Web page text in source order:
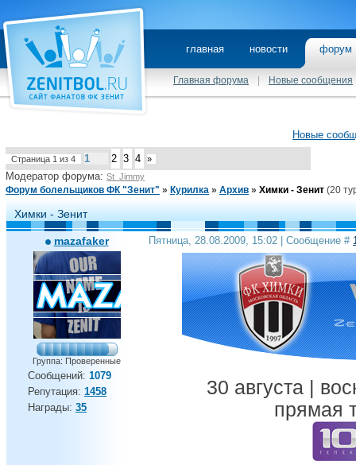
главная новости
Главная форума Новые сообщения
Новые
Страница 1 из 4 1 2 3 4 »
Модератор форума: St_Jimmy
Форум болельщиков ФК "Зенит" » Курилка » Архив » Химки - Зенит (20
Химки - Зенит
mazafaker
Группа: Проверенные
Сообщений: 1079
Репутация: 1458
Награды: 35
Пятница, 28.08.2009, 15:02 | Сообщение #
30 августа |
прямая